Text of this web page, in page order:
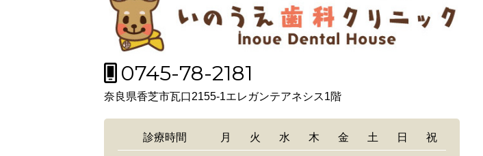
0745-78-2181
奈良県香芝市瓦口2155-1エレガンテアネシス1階
診療時間 月 火 水 木 金 土 日 祝